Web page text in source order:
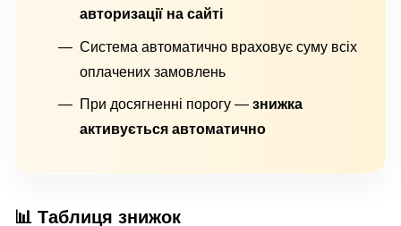
авторизації на сайті
Система автоматично враховує суму всіх
оплачених замовлень
При досягненні порогу — знижка
активується автоматично
📊 Таблиця знижок